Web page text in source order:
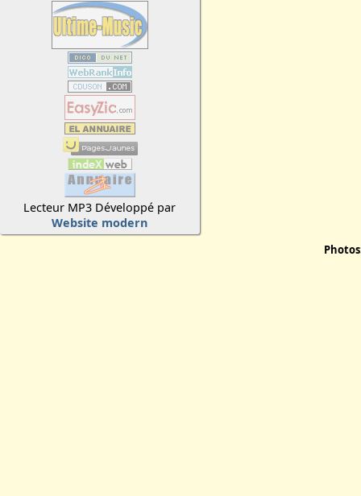
Lecteur MP3 Développé par
Website modern